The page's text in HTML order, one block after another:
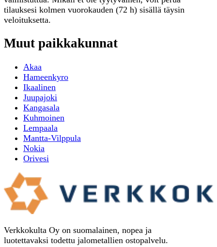
tilauksesi kolmen vuorokauden (72 h) sisällä täysin
veloituksetta.
Muut paikkakunnat
Akaa
Hameenkyro
Ikaalinen
Juupajoki
Kangasala
Kuhmoinen
Lempaala
Mantta-Vilppula
Nokia
Orivesi
Verkkokulta Oy on suomalainen, nopea ja
luotettavaksi todettu jalometallien ostopalvelu.